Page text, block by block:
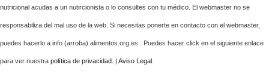
nutricional acudas a un nutircionista o lo consultes con tu médico. El webmaster no se
responsabiliza del mal uso de la web. Si necesitas ponerte en contacto con el webmaster,
puedes hacerlo a info (arroba) alimentos.org.es . Puedes hacer click en el siguiente enlace
para ver nuestra política de privacidad . | Aviso Legal